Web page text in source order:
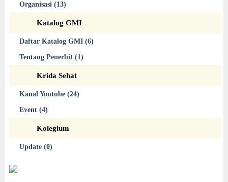
Organisasi (13)
Katalog GMI
Daftar Katalog GMI (6)
Tentang Penerbit (1)
Krida Sehat
Kanal Youtube (24)
Event (4)
Kolegium
Update (0)